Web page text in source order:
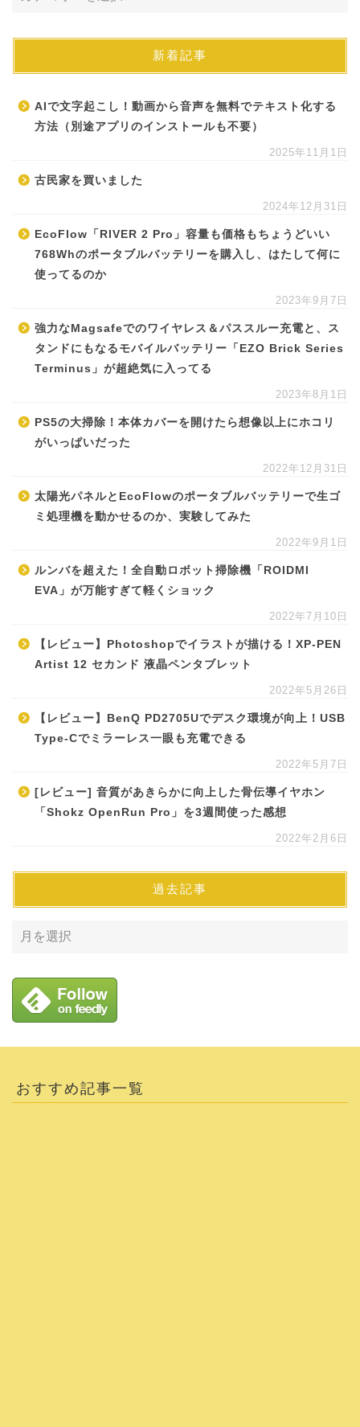
新着記事
AIで文字起こし！動画から音声を無料でテキスト化する
方法（別途アプリのインストールも不要）
2025年11月1日
古民家を買いました
2024年12月31日
EcoFlow「RIVER 2 Pro」容量も価格もちょうどいい
768Whのポータブルバッテリーを購入し、はたして何に
使ってるのか
2023年9月7日
強力なMagsafeでのワイヤレス＆パススルー充電と、ス
タンドにもなるモバイルバッテリー「EZO Brick Series
Terminus」が超絶気に入ってる
2023年8月1日
PS5の大掃除！本体カバーを開けたら想像以上にホコリ
がいっぱいだった
2022年12月31日
太陽光パネルとEcoFlowのポータブルバッテリーで生ゴ
ミ処理機を動かせるのか、実験してみた
2022年9月1日
ルンバを超えた！全自動ロボット掃除機「ROIDMI
EVA」が万能すぎて軽くショック
2022年7月10日
【レビュー】Photoshopでイラストが描ける！XP-PEN
Artist 12 セカンド 液晶ペンタブレット
2022年5月26日
【レビュー】BenQ PD2705Uでデスク環境が向上！USB
Type-Cでミラーレス一眼も充電できる
2022年5月7日
[レビュー] 音質があきらかに向上した骨伝導イヤホン
「Shokz OpenRun Pro」を3週間使った感想
2022年2月6日
過去記事
おすすめ記事一覧